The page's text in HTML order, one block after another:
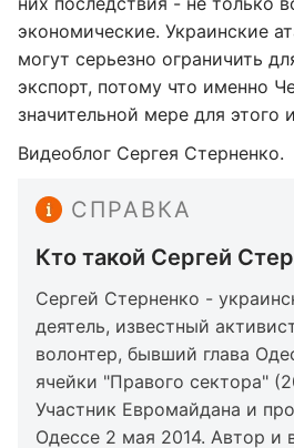
экономические. Украинские
могут серьезно ограничить
экспорт, потому что именно
значительной мере для этого
Видеоблог Сергея Стерненко.
СПРАВКА
Кто такой Сергей
Сергей Стерненко -
деятель, известный
волонтер, бывший глава
ячейки "Правого сектора"
Участник Евромайдана и
Одессе 2 мая 2014. Автор и